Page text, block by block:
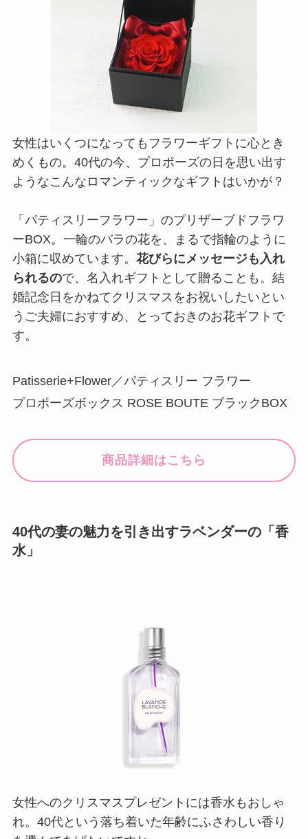
女性はいくつになってもフラワーギフトに心とき
めくもの。40代の今、プロポーズの日を思い出す
ようなこんなロマンティックなギフトはいかが？
「パティスリーフラワー」のプリザーブドフラワ
ーBOX。一輪のバラの花を、まるで指輪のように
小箱に収めています。 花びらにメッセージも入れ
られるので、名入れギフトとして贈ることも。結
婚記念日をかねてクリスマスをお祝いしたいとい
うご夫婦におすすめ、とっておきのお花ギフトで
す。
Patisserie+Flower／パティスリー フラワー
プロポーズボックス ROSE BOUTE ブラックBOX
商品詳細はこちら
40代の妻の魅力を引き出すラベンダーの「香
水」
女性へのクリスマスプレゼントには香水もおしゃ
れ。40代という落ち着いた年齢にふさわしい香り